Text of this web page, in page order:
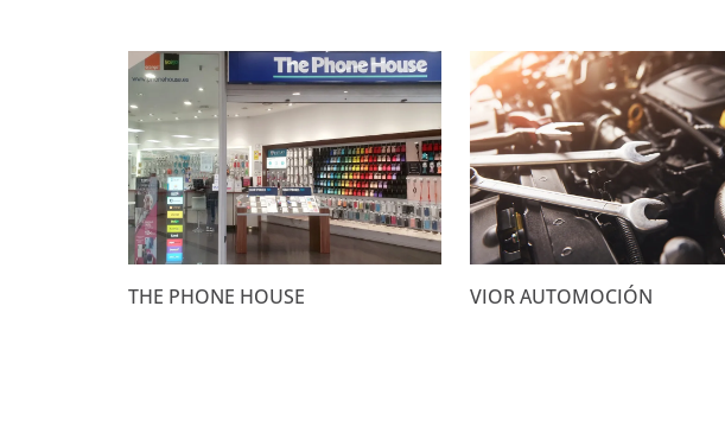
THE PHONE HOUSE VIOR AUTOMOCIÓN